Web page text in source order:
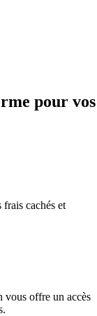
pour vos
cachés et
vous offre un accès